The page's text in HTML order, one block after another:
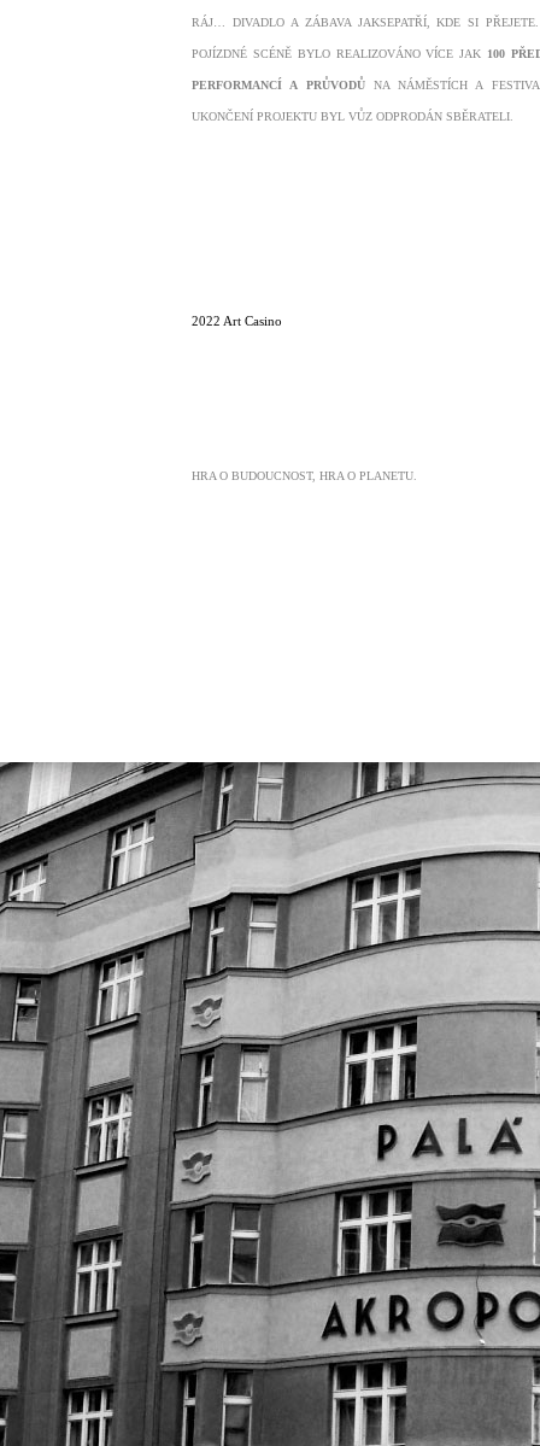
RÁJ… DIVADLO A ZÁBAVA JAKSEPATŘÍ, KDE SI
POJÍZDNÉ SCÉNĚ BYLO REALIZOVÁNO VÍCE JAK 100
PERFORMANCÍ A PRŮVODŮNA NÁMĚSTÍCH A
UKONČENÍ PROJEKTU BYL VŮZ ODPRODÁN SBĚRATELI.
2022 Art Casino
HRA O BUDOUCNOST, HRA O PLANETU.